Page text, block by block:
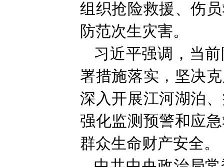
组织抢险救援、伤
防范次生灾害。
习近平强调，当
署措施落实，坚决
深入开展江河湖泊
强化监测预警和应
群众生命财产安全。